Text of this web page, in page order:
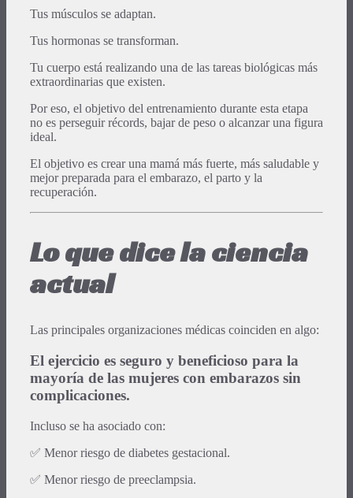
Tus músculos se adaptan.
Tus hormonas se transforman.
Tu cuerpo está realizando una de las tareas biológicas más
extraordinarias que existen.
Por eso, el objetivo del entrenamiento durante esta etapa
no es perseguir récords, bajar de peso o alcanzar una figura
ideal.
El objetivo es crear una mamá más fuerte, más saludable y
mejor preparada para el embarazo, el parto y la
recuperación.
Lo que dice la ciencia
actual
Las principales organizaciones médicas coinciden en algo:
El ejercicio es seguro y beneficioso para la
mayoría de las mujeres con embarazos sin
complicaciones.
Incluso se ha asociado con:
✅ Menor riesgo de diabetes gestacional.
✅ Menor riesgo de preeclampsia.